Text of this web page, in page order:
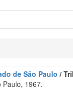
de São Paulo /
1967.